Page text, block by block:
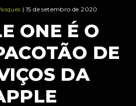
| 15 de setembro de 2020
ONE É O
DE
DA